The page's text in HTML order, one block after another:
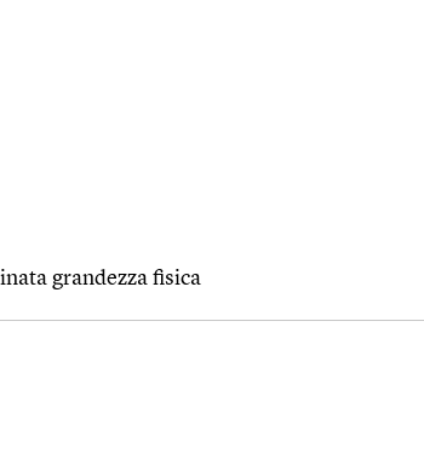
grandezza fisica